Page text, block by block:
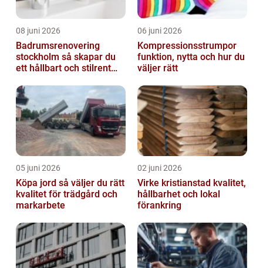
08 juni 2026
Badrumsrenovering
stockholm så skapar du
ett hållbart och stilrent
06 juni 2026
Kompressionsstrumpor
funktion, nytta och hur du
väljer rätt
05 juni 2026
Köpa jord så väljer du rätt
kvalitet för trädgård och
markarbete
02 juni 2026
Virke kristianstad kvalitet,
hållbarhet och lokal
förankring